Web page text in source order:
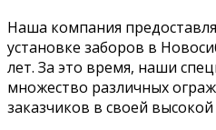
Наша компания
установке заборов в
лет. За это время, наши
множество различных
заказчиков в своей